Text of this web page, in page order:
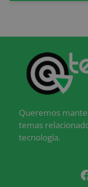
Queremos
temas
tecnología.